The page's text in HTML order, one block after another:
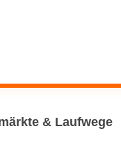
& Laufwege